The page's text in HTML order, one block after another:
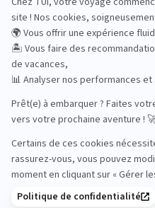
Road Trips
Safari
Sénior